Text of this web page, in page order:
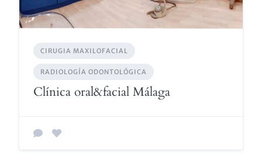
CIRUGIA MAXILOFACIAL
RADIOLOGÍA ODONTOLÓGICA
Clínica oral&facial Málaga